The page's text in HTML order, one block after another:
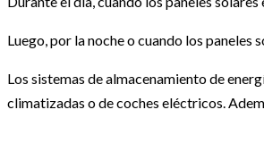
Luego, por la noche o cuando los paneles
Los sistemas de almacenamiento de
climatizadas o de coches eléctricos.